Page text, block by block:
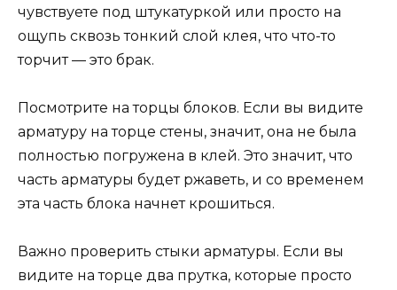
чувствуете под штукатуркой или просто на
ощупь сквозь тонкий слой клея, что что-то
торчит — это брак.
Посмотрите на торцы блоков. Если вы видите
арматуру на торце стены, значит, она не была
полностью погружена в клей. Это значит, что
часть арматуры будет ржаветь, и со временем
эта часть блока начнет крошиться.
Важно проверить стыки арматуры. Если вы
видите на торце два прутка, которые просто